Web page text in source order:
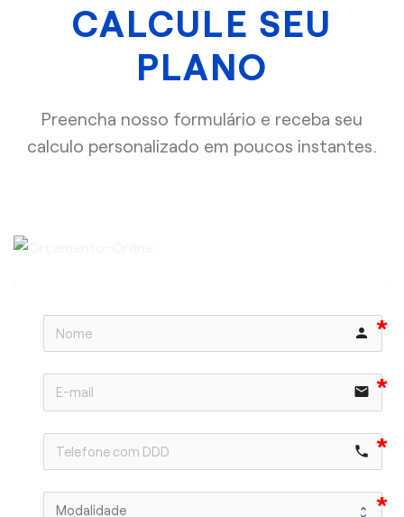
CALCULE SEU
PLANO
Preencha nosso formulário e receba seu
calculo personalizado em poucos instantes.
person
email
phone